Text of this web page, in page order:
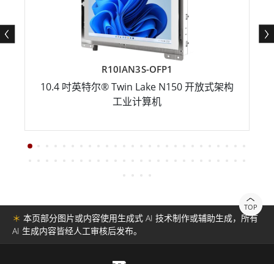
R10IAN3S-OFP1
10.4 吋英特尔® Twin Lake N150 开放式架构
工业计算机
TOP
＊ 本页部分图片或内容使用生成式 AI 技术制作或辅助生成，所有
AI 生成内容皆经人工审核后发布。